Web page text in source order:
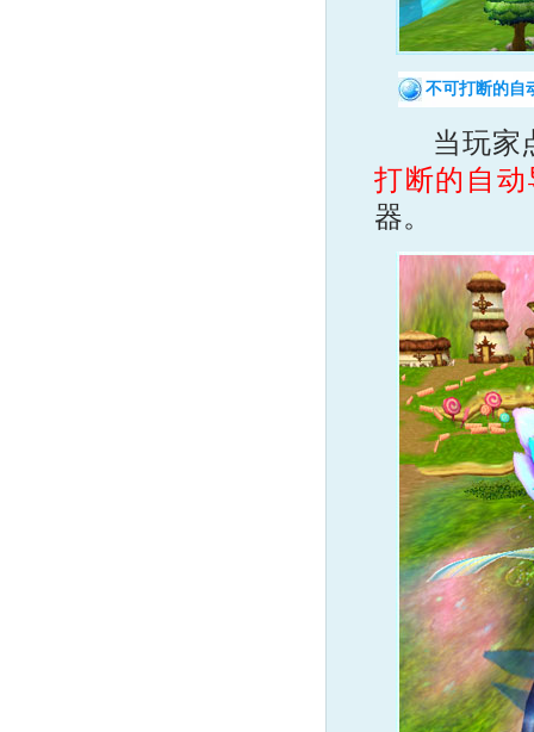
不可打断的自
当玩家点
打断的自
器。